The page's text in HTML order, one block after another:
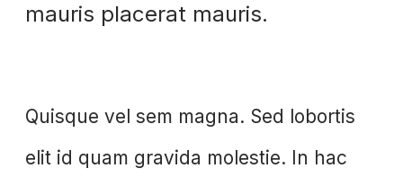
mauris placerat mauris.
Quisque vel sem magna. Sed lobortis
elit id quam gravida molestie. In hac